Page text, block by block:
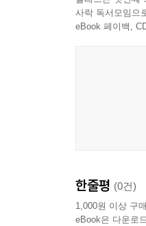
사락 독서모임으
eBook 페이백,
한줄평 (0건)
1,000원 이상 구
eBook은 다운로